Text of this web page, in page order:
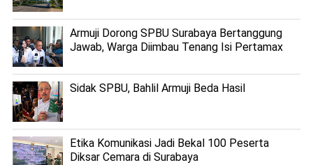
Armuji Dorong SPBU Surabaya Bertanggung
Jawab, Warga Diimbau Tenang Isi Pertamax
Sidak SPBU, Bahlil Armuji Beda Hasil
Etika Komunikasi Jadi Bekal 100 Peserta
Diksar Cemara di Surabaya